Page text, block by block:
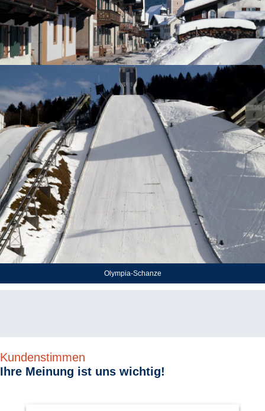
Garmisch-Partenkirchen
Olympia-Schanze
Kundenstimmen
Ihre Meinung ist uns wichtig!